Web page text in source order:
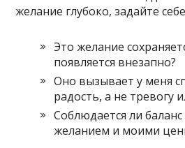
желание глубоко, задайте
Это желание
появляется внезапно?
Оно вызывает у меня
радость, а не тревогу
Соблюдается ли
желанием и моими